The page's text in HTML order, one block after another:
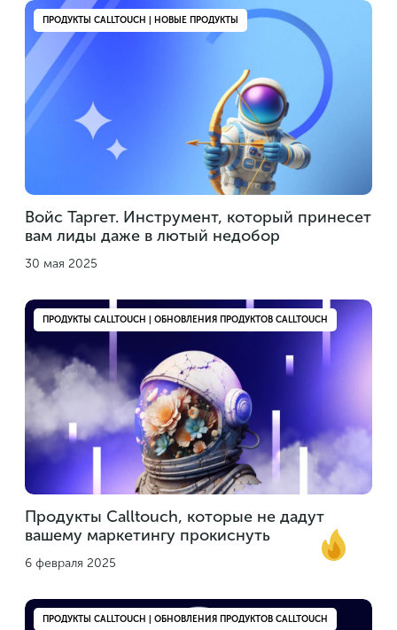
ПРОДУКТЫ CALLTOUCH | НОВЫЕ ПРОДУКТЫ
Войс Таргет. Инструмент, который принесет
вам лиды даже в лютый недобор
30 мая 2025
ПРОДУКТЫ CALLTOUCH | ОБНОВЛЕНИЯ ПРОДУКТОВ CALLTOUCH
Продукты Calltouch, которые не дадут
вашему маркетингу прокиснуть
6 февраля 2025
ПРОДУКТЫ CALLTOUCH | ОБНОВЛЕНИЯ ПРОДУКТОВ CALLTOUCH